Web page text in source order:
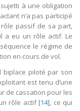
à une obligation
n’a pas participé
passif de sa part,
a eu un rôle actif. Le
le régime de
en cours de vol.
biplace piloté par son
est tenu d’une
de cassation pour les
rôle actif[14], ce qui